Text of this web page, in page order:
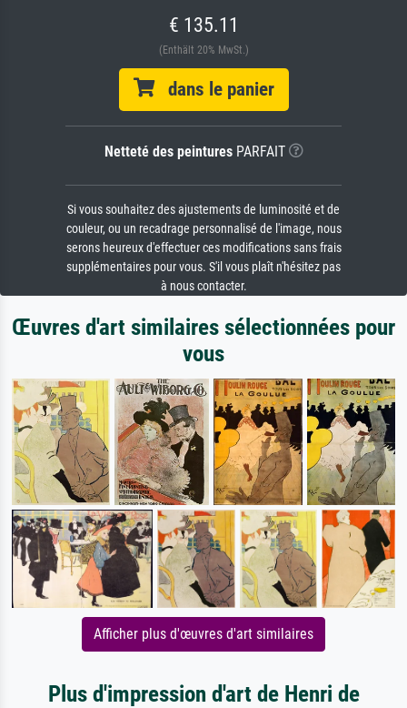
€ 135.11
(Enthält 20% MwSt.)
dans le panier
Netteté des peinturesPARFAIT
Si vous souhaitez des ajustements de luminosité et de
couleur, ou un recadrage personnalisé de l'image, nous
serons heureux d'effectuer ces modifications sans frais
supplémentaires pour vous. S'il vous plaît n'hésitez pas
à nous contacter.
Œuvres d'art similaires sélectionnées pour
vous
Afficher plus d'œuvres d'art similaires
Plus d'impression d'art de Henri de